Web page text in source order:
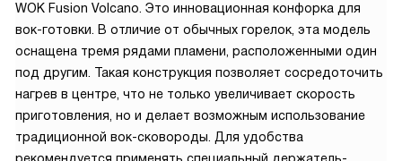
WOK Fusion Volcano. Это инновационная конфорка для
вок-готовки. В отличие от обычных горелок, эта модель
оснащена тремя рядами пламени, расположенными один
под другим. Такая конструкция позволяет сосредоточить
нагрев в центре, что не только увеличивает скорость
приготовления, но и делает возможным использование
традиционной вок-сковороды. Для удобства